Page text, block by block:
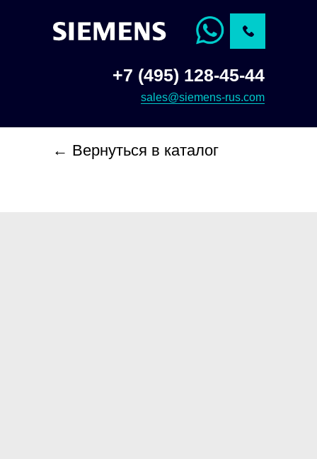
+7 (495) 128-45-44
sales@siemens-rus.com
← Вернуться в каталог